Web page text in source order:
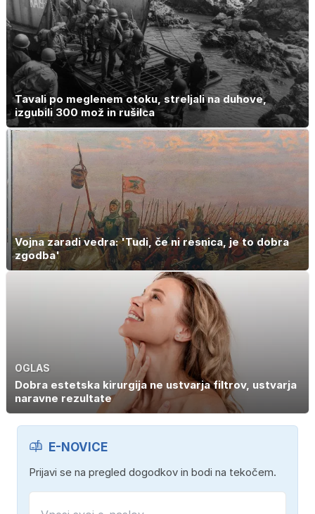
Tavali po meglenem otoku, streljali na duhove,
izgubili 300 mož in rušilca
Vojna zaradi vedra: 'Tudi, če ni resnica, je to dobra
zgodba'
OGLAS
Dobra estetska kirurgija ne ustvarja filtrov, ustvarja
naravne rezultate
E-NOVICE
Prijavi se na pregled dogodkov in bodi na tekočem.